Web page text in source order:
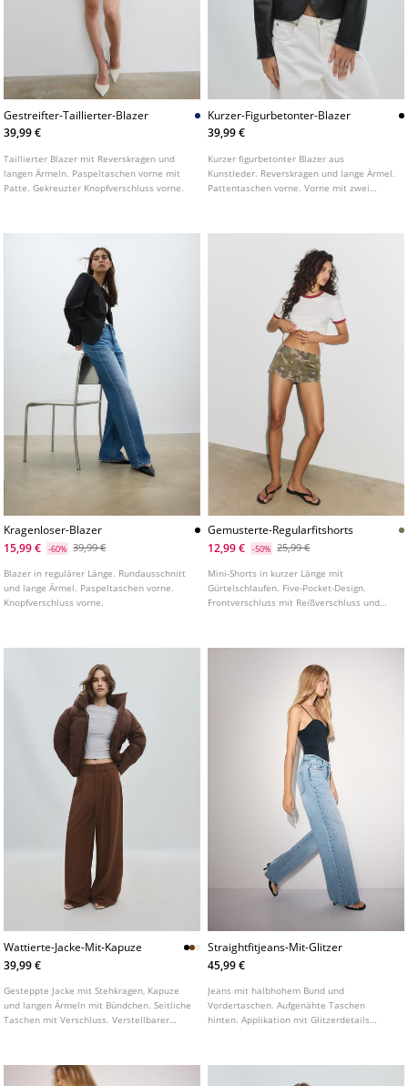
Gestreifter-Taillierter-Blazer
39,99 €
Taillierter Blazer mit Reverskragen und
langen Ärmeln. Paspeltaschen vorne mit
Patte. Gekreuzter Knopfverschluss vorne.
Kurzer-Figurbetonter-Blazer
39,99 €
Kurzer figurbetonter Blazer aus
Kunstleder. Reverskragen und lange Ärmel.
Pattentaschen vorne. Vorne mit zwei
Kragenloser-Blazer
15,99 €
-60% 39,99 €
Blazer in regulärer Länge. Rundausschnitt
und lange Ärmel. Paspeltaschen vorne.
Knopfverschluss vorne.
Gemusterte-Regularfitshorts
12,99 €
-50% 25,99 €
Mini-Shorts in kurzer Länge mit
Gürtelschlaufen. Five-Pocket-Design.
Frontverschluss mit Reißverschluss und
Wattierte-Jacke-Mit-Kapuze
39,99 €
Gesteppte Jacke mit Stehkragen, Kapuze
und langen Ärmeln mit Bündchen. Seitliche
Taschen mit Verschluss. Verstellbarer
verschiedenen Farben erhältlich.
Straightfitjeans-Mit-Glitzer
45,99 €
Jeans mit halbhohem Bund und
Vordertaschen. Aufgenähte Taschen
hinten. Applikation mit Glitzerdetails